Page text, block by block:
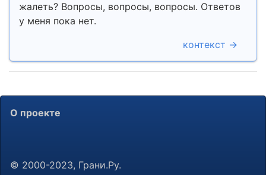
жалеть? Вопросы, вопросы, вопросы. Ответов
у меня пока нет.
контекст →
О проекте
© 2000-2023, Грани.Ру.